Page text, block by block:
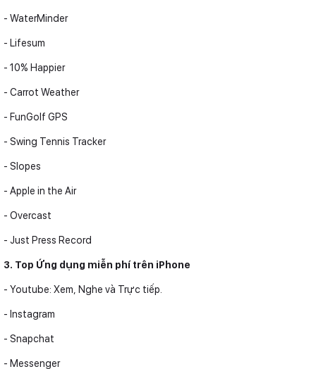
- WaterMinder
- Lifesum
- 10% Happier
- Carrot Weather
- FunGolf GPS
- Swing Tennis Tracker
- Slopes
- Apple in the Air
- Overcast
- Just Press Record
3. Top Ứng dụng miễn phí trên iPhone
- Youtube: Xem, Nghe và Trực tiếp.
- Instagram
- Snapchat
- Messenger